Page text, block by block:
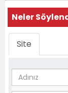
Neler
Site